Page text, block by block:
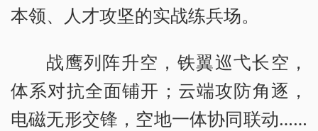
本领、人才攻坚的实战练兵场。
战鹰列阵升空，铁翼巡弋长空，
体系对抗全面铺开；云端攻防角逐，
电磁无形交锋，空地一体协同联动……